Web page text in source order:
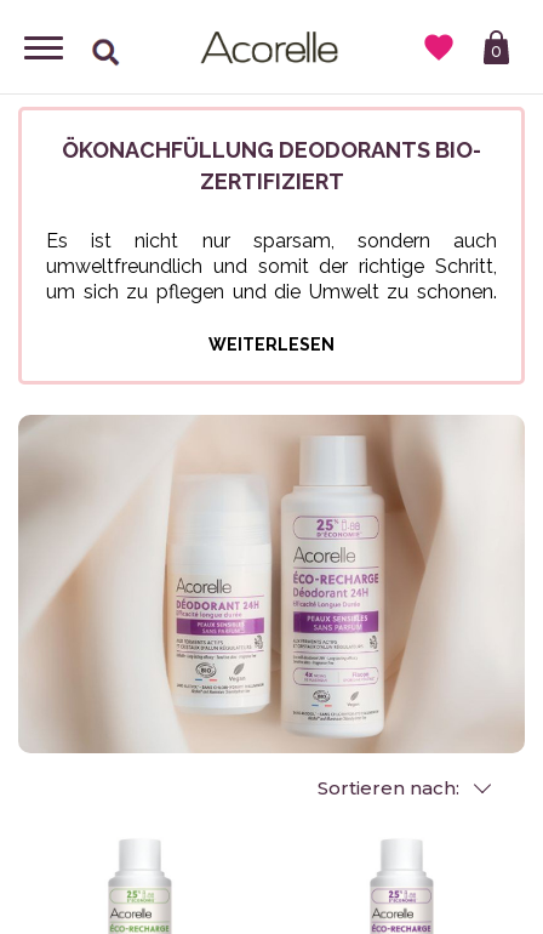
0

ÖKONACHFÜLLUNG DEODORANTS BIO-
ZERTIFIZIERT
Es ist nicht nur sparsam, sondern auch
umweltfreundlich und somit der richtige Schritt,
um sich zu pflegen und die Umwelt zu schonen.
Deodorant-Roll-ons 50ml und füllen Sie Ihr
wird und zu 99,9 % natürlichen Ursprungs ist. Sie
ist in der gesamten Palette der Roll-On
Deodorants erhältlich.
WEITERLESEN
Sortieren nach: